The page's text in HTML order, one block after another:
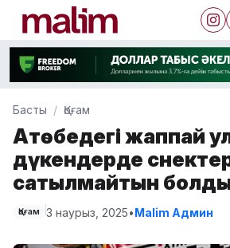
Басты Қоғам
Ақтөбедегі жаппай
дүкендерде
сатылмайтын
Қоғам 3 наурыз, 2025•Malim Админ